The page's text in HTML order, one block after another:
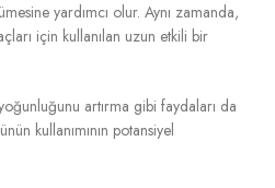
yardımcı olur. Aynı zamanda,
için kullanılan uzun etkili bir
artırma gibi faydaları da
kullanımının potansiyel